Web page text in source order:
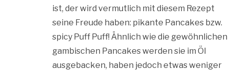
ist, der wird vermutlich mit diesem Rezept
seine Freude haben: pikante Pancakes bzw.
spicy Puff Puff! Ähnlich wie die gewöhnlichen
gambischen Pancakes werden sie im Öl
ausgebacken, haben jedoch etwas weniger